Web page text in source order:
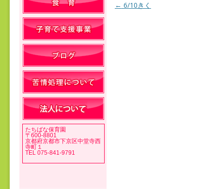
投稿ナビゲーション
← 6/10きく
たちばな保育園
〒600-8801
京都府京都市下京区中堂寺西
寺町１
TEL 075-841-9791